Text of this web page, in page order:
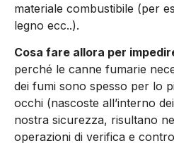
materiale combustibile (per
legno ecc..).
Cosa fare allora per
perché le canne fumarie
dei fumi sono spesso per lo
occhi (nascoste all’interno
nostra sicurezza, risultano
operazioni di verifica e